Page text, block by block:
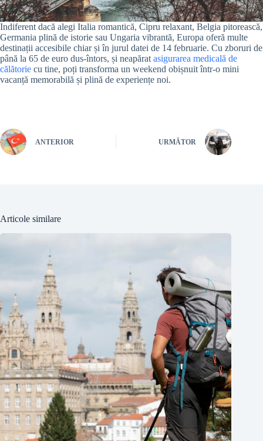
Indiferent dacă alegi Italia romantică, Cipru relaxant, Belgia pitorească,
Germania plină de istorie sau Ungaria vibrantă, Europa oferă multe
destinații accesibile chiar și în jurul datei de 14 februarie. Cu zboruri de
până la 65 de euro dus-întors, și neapărat asigurarea medicală de
călătorie cu tine, poți transforma un weekend obișnuit într-o mini
vacanță memorabilă și plină de experiențe noi.
ANTERIOR URMĂTOR
Articole similare